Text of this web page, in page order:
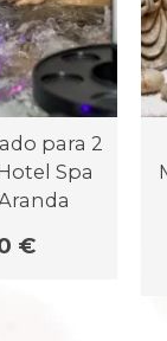
para 2
Spa
€